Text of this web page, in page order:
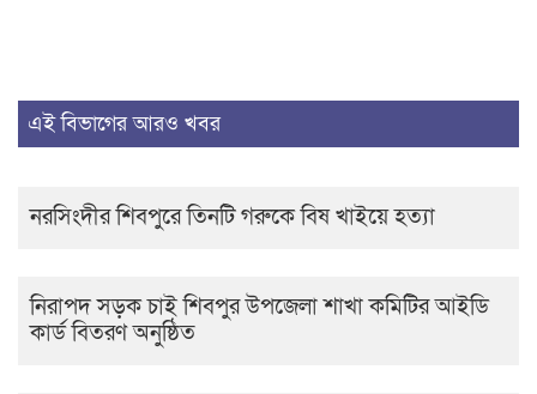
এই বিভাগের আরও খবর
নরসিংদীর শিবপুরে তিনটি গরুকে বিষ খাইয়ে হত্যা
নিরাপদ সড়ক চাই শিবপুর উপজেলা শাখা কমিটির আইডি
কার্ড বিতরণ অনুষ্ঠিত